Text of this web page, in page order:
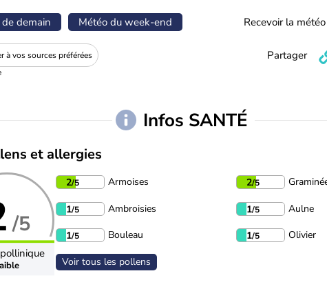
demain Météo du week-end Recevoir la
à vos sources préférées Partager
Infos SANTÉ
et allergies
/5
2/5 Armoises 2/5
1/5 Ambroisies 1/5 Aulne
1/5 Bouleau 1/5 Olivier
Voir tous les pollens